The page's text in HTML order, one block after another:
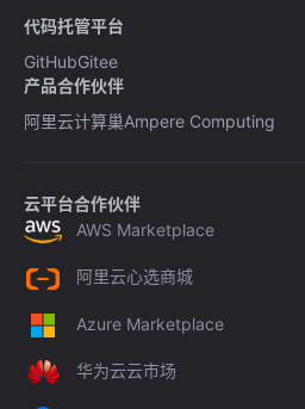
代码托管平台
GitHubGitee
产品合作伙伴
阿里云计算巢Ampere Computing
云平台合作伙伴
AWS Marketplace
阿里云心选商城
Azure Marketplace
华为云云市场